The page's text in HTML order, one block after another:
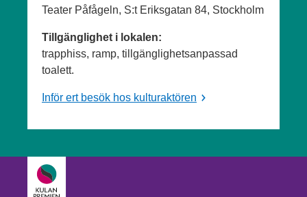
Teater Påfågeln, S:t Eriksgatan 84, Stockholm
Tillgänglighet i lokalen:
trapphiss, ramp, tillgänglighetsanpassad
toalett.
Inför ert besök hos kulturaktören